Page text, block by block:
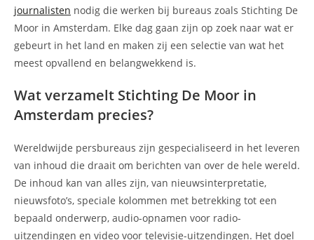
journalisten nodig die werken bij bureaus zoals Stichting De
Moor in Amsterdam. Elke dag gaan zijn op zoek naar wat er
gebeurt in het land en maken zij een selectie van wat het
meest opvallend en belangwekkend is.
Wat verzamelt Stichting De Moor in
Amsterdam precies?
Wereldwijde persbureaus zijn gespecialiseerd in het leveren
van inhoud die draait om berichten van over de hele wereld.
De inhoud kan van alles zijn, van nieuwsinterpretatie,
nieuwsfoto’s, speciale kolommen met betrekking tot een
bepaald onderwerp, audio-opnamen voor radio-
uitzendingen en video voor televisie-uitzendingen. Het doel